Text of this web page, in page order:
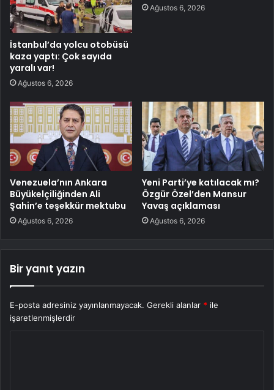
İstanbul’da yolcu otobüsü
kaza yaptı: Çok sayıda
yaralı var!
Ağustos 6, 2026
Ağustos 6, 2026
Venezuela’nın Ankara
Büyükelçiliğinden Ali
Şahin’e teşekkür mektubu
Ağustos 6, 2026
Yeni Parti’ye katılacak mı?
Özgür Özel’den Mansur
Yavaş açıklaması
Ağustos 6, 2026
Bir yanıt yazın
E-posta adresiniz yayınlanmayacak. Gerekli alanlar * ile
işaretlenmişlerdir